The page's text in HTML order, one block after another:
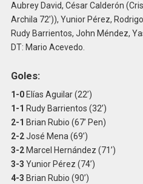
Aubrey David, César Calderón
Archila 72’)), Yunior Pérez,
Rudy Barrientos, John Méndez,
DT: Mario Acevedo.
Goles:
1-0Elías Aguilar (22’)
1-1 Rudy Barrientos (32’)
2-1 Brian Rubio (67’ Pen)
2-2José Mena (69’)
3-2Marcel Hernández (71’)
3-3 Yunior Pérez (74’)
4-3 Brian Rubio (90’)